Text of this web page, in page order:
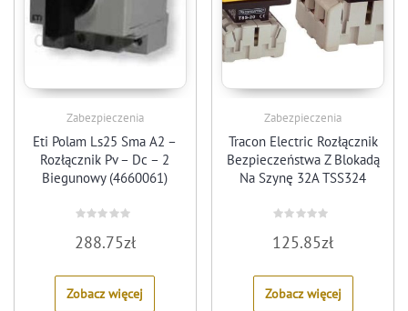
Zabezpieczenia
Eti Polam Ls25 Sma A2 –
Rozłącznik Pv – Dc – 2
Biegunowy (4660061)
0
out
5
288.75zł
Zobacz więcej
Zabezpieczenia
Tracon Electric Rozłącznik
Bezpieczeństwa Z Blokadą
Na Szynę 32A TSS324
0
out
5
125.85zł
Zobacz więcej